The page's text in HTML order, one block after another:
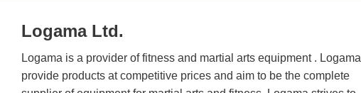
Logama Ltd.
Logama is a provider of fitness and martial arts equipment . Logama
provide products at competitive prices and aim to be the complete